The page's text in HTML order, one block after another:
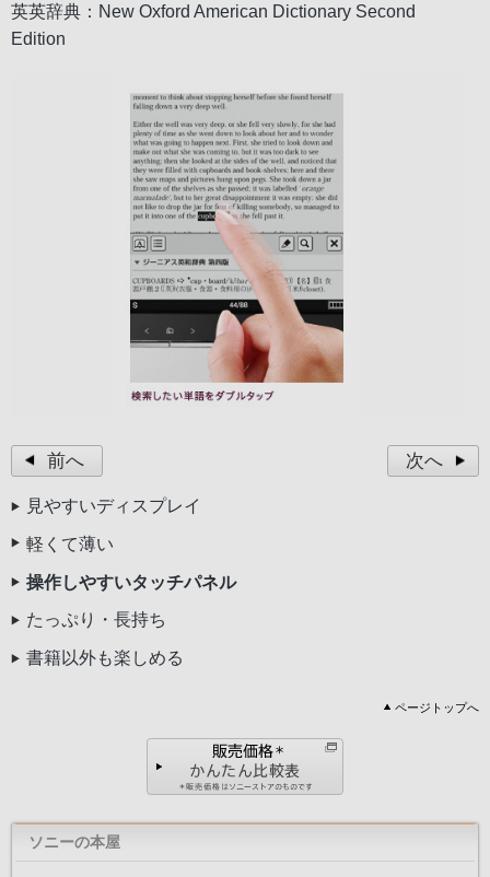
英英辞典：New Oxford American Dictionary Second
Edition
前へ 次へ
見やすいディスプレイ
軽くて薄い
操作しやすいタッチパネル
たっぷり・長持ち
書籍以外も楽しめる
ページトップへ
ソニーの本屋